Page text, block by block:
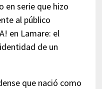
en serie que hizo
al público
en Lamare: el
de un
que nació como